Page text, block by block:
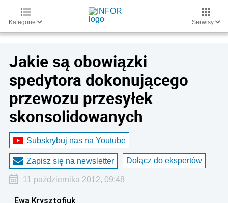
Kategorie Serwisy
Jakie są obowiązki
spedytora dokonującego
przewozu przesyłek
skonsolidowanych
Subskrybuj nas na Youtube
Zapisz się na newsletter Dołącz do ekspertów
11 października 2012, 09:48
Ewa Krysztofiuk